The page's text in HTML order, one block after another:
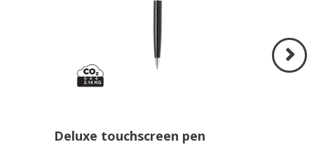
Deluxe touchscreen pen